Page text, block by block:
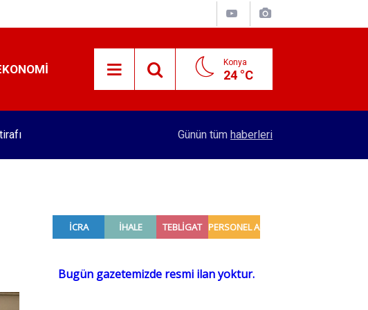
Konya
24 °C
Merkez Bankası rezervleri açıklandı
Günün tüm haberleri